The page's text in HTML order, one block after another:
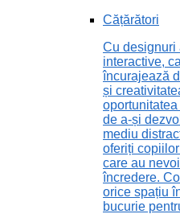
Cățărători
Cu designuri
interactive,
încurajează
și
de a-și
mediu
oferiți
care au
încredere.
orice spațiu
bucurie